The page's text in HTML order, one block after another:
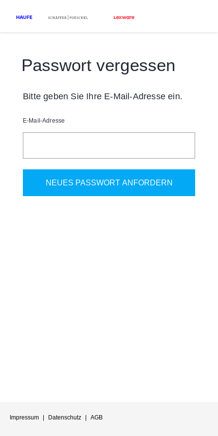
Passwort vergessen
Bitte geben Sie Ihre E-Mail-Adresse ein.
E-Mail-Adresse
Impressum Datenschutz AGB